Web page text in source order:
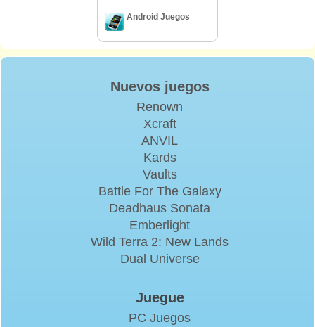
Android Juegos
Nuevos juegos
Renown
Xcraft
ANVIL
Kards
Vaults
Battle For The Galaxy
Deadhaus Sonata
Emberlight
Wild Terra 2: New Lands
Dual Universe
Juegue
PC Juegos